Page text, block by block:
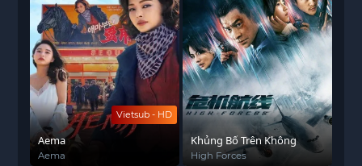
Vietsub - HD
Aema
Aema
Khủng Bố Trên Không
High Forces